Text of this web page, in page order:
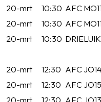
20-mrt
10:30 AFC
20-mrt
10:30 AFC
20-mrt
10:30 DRIELUIK
20-mrt 12:30 AFC
20-mrt
12:30 AFC
20-mrt
12:30 AFC